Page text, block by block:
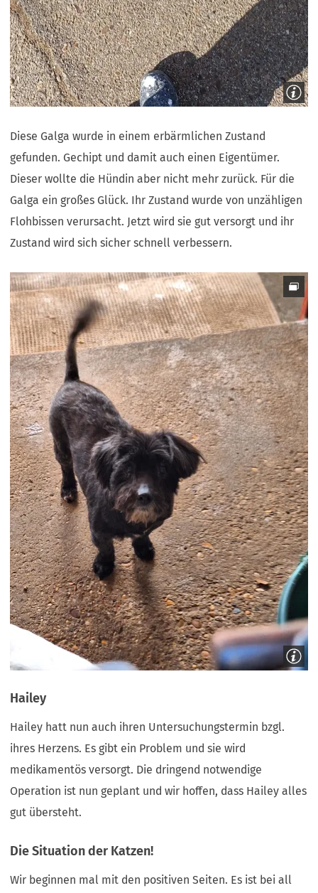
Diese Galga wurde in einem erbärmlichen Zustand
gefunden. Gechipt und damit auch einen Eigentümer.
Dieser wollte die Hündin aber nicht mehr zurück. Für die
Galga ein großes Glück. Ihr Zustand wurde von unzähligen
Flohbissen verursacht. Jetzt wird sie gut versorgt und ihr
Zustand wird sich sicher schnell verbessern.
Hailey
Hailey hatt nun auch ihren Untersuchungstermin bzgl.
ihres Herzens. Es gibt ein Problem und sie wird
medikamentös versorgt. Die dringend notwendige
Operation ist nun geplant und wir hoffen, dass Hailey alles
gut übersteht.
Die Situation der Katzen!
Wir beginnen mal mit den positiven Seiten. Es ist bei all